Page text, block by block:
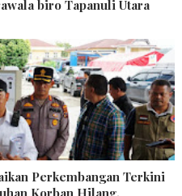
biro Tapanuli Utara
Perkembangan Terkini